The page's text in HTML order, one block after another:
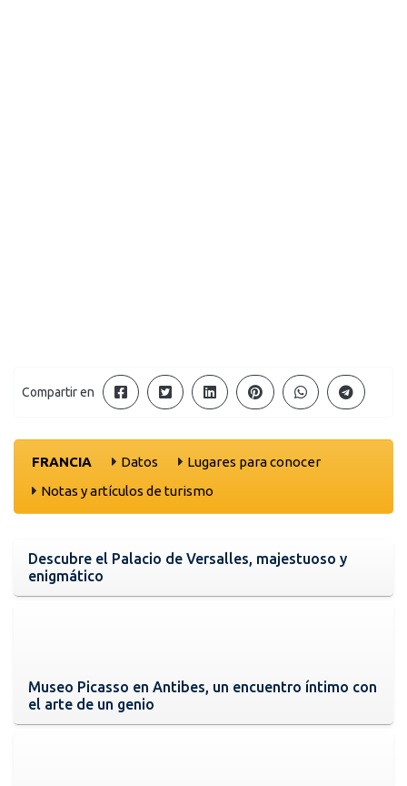
Compartir en
FRANCIA Datos
Lugares para conocer
Notas y artículos de turismo
Descubre el Palacio de Versalles, majestuoso y
enigmático
Museo Picasso en Antibes, un encuentro íntimo con
el arte de un genio